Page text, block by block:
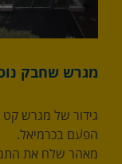
מגרש שחבק
גידור של מגרש
הפעם בכרמיאל.
מאהר שלח את